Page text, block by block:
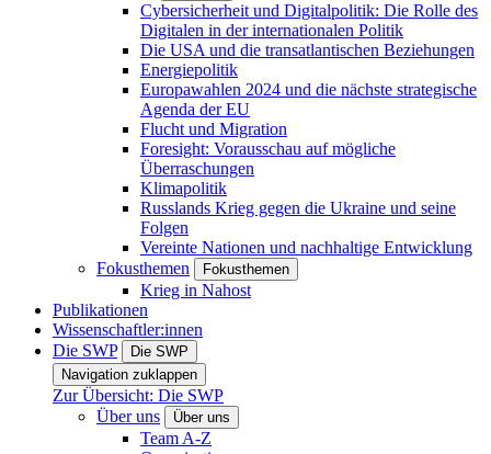
Cybersicherheit und Digitalpolitik: Die Rolle des
Digitalen in der internationalen Politik
Die USA und die transatlantischen Beziehungen
Energiepolitik
Europawahlen 2024 und die nächste strategische
Agenda der EU
Flucht und Migration
Foresight: Vorausschau auf mögliche
Überraschungen
Klimapolitik
Russlands Krieg gegen die Ukraine und seine
Folgen
Vereinte Nationen und nachhaltige Entwicklung
Fokusthemen
Fokusthemen
Krieg in Nahost
Publikationen
Wissenschaftler:innen
Die SWP
Die SWP
Navigation zuklappen
Zur Übersicht: Die SWP
Über uns
Über uns
Team A-Z